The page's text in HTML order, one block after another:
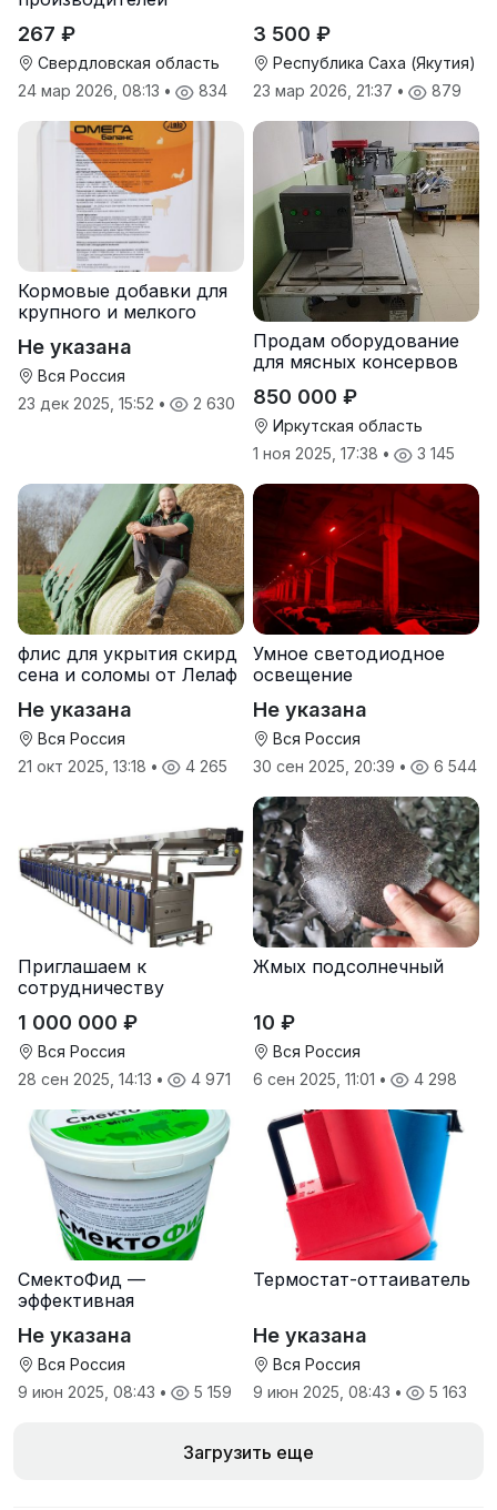
267 ₽
Свердловская область
24 мар 2026, 08:13 • 834
3 500 ₽
Республика Саха (Якутия)
23 мар 2026, 21:37 • 879
Кормовые добавки для
крупного и мелкого
Не указана
Вся Россия
23 дек 2025, 15:52 • 2 630
Продам оборудование
для мясных консервов
850 000 ₽
Иркутская область
1 ноя 2025, 17:38 • 3 145
флис для укрытия скирд
сена и соломы от Лелаф
Не указана
Вся Россия
21 окт 2025, 13:18 • 4 265
Умное светодиодное
освещение
Не указана
Вся Россия
30 сен 2025, 20:39 • 6 544
Приглашаем к
сотрудничеству
1 000 000 ₽
Вся Россия
28 сен 2025, 14:13 • 4 971
Жмых подсолнечный
10 ₽
Вся Россия
6 сен 2025, 11:01 • 4 298
СмектоФид —
эффективная
антидиарейная
кормовая добавка для
телят
Не указана
Вся Россия
9 июн 2025, 08:43 • 5 159
Термостат-оттаиватель
Не указана
Вся Россия
9 июн 2025, 08:43 • 5 163
Загрузить еще